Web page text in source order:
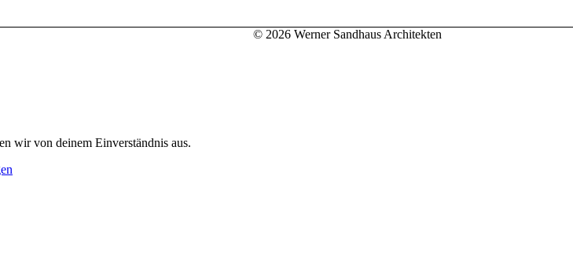
© 2026 Werner Sandhaus Architekten
wir von deinem Einverständnis aus.